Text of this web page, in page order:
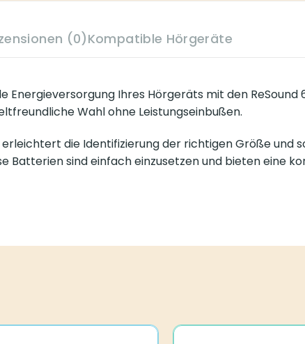
(0)Kompatible Hörgeräte
Energieversorgung Ihres Hörgeräts mit den
Wahl ohne Leistungseinbußen.
die Identifizierung der richtigen Größe und
sind einfach einzusetzen und bieten eine